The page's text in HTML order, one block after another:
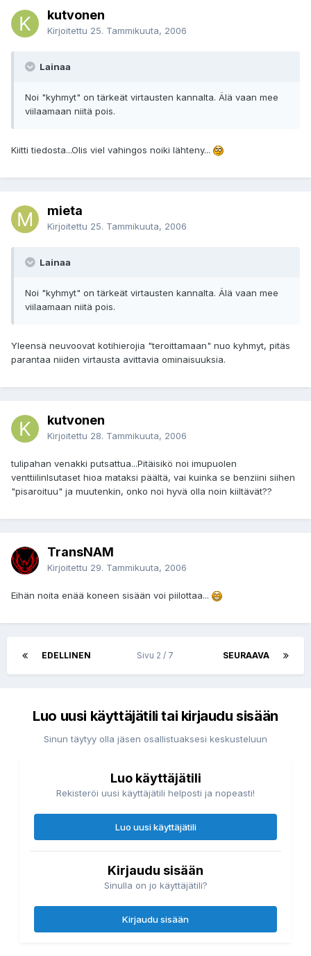
kutvonen
Kirjoitettu 25. Tammikuuta, 2006
Lainaa
Noi "kyhmyt" on tärkeät virtausten kannalta. Älä vaan mee
viilaamaan niitä pois.
Kiitti tiedosta...Olis viel vahingos noiki lähteny...
mieta
Kirjoitettu 25. Tammikuuta, 2006
Lainaa
Noi "kyhmyt" on tärkeät virtausten kannalta. Älä vaan mee
viilaamaan niitä pois.
Yleensä neuvoovat kotihierojia "teroittamaan" nuo kyhmyt, pitäs
parantaa niiden virtausta avittavia ominaisuuksia.
kutvonen
Kirjoitettu 28. Tammikuuta, 2006
tulipahan venakki putsattua...Pitäisikö noi imupuolen
venttiilinlsutaset hioa mataksi päältä, vai kuinka se benziini siihen
"pisaroituu" ja muutenkin, onko noi hyvä olla noin kiiltävät??
TransNAM
Kirjoitettu 29. Tammikuuta, 2006
Eihän noita enää koneen sisään voi piilottaa...
EDELLINEN SEURAAVA
Sivu 2 / 7
Luo uusi käyttäjätili tai kirjaudu sisään
Sinun täytyy olla jäsen osallistuaksesi keskusteluun
Luo käyttäjätili
Rekisteröi uusi käyttäjätili helposti ja nopeasti!
Luo uusi käyttäjätili
Kirjaudu sisään
Sinulla on jo käyttäjätili?
Kirjaudu sisään